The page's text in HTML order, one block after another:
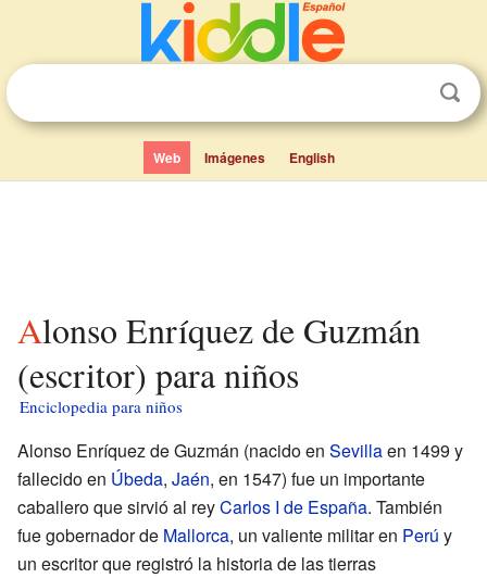
Web Imágenes English
Alonso Enríquez de Guzmán
(escritor) para niños
Enciclopedia para niños
Alonso Enríquez de Guzmán (nacido en Sevillaen 1499 y
fallecido en Úbeda, Jaén, en 1547) fue un importante
caballero que sirvió al reyCarlos I de España. También
fue gobernador de Mallorca, un valiente militar en Perú y
un escritor que registró la historia de las tierras